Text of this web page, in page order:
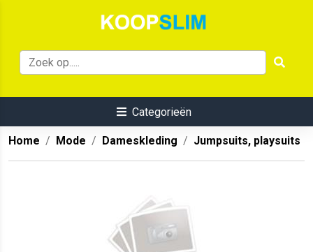
Categorieën
Home Mode Dameskleding Jumpsuits, playsuits